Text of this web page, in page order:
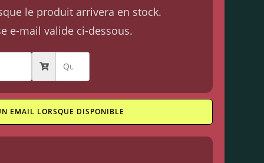
le produit arrivera en stock.
e-mail valide ci-dessous.
EMAIL LORSQUE DISPONIBLE